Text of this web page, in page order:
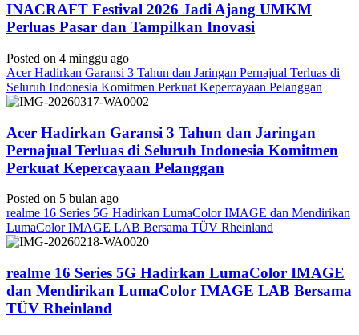
INACRAFT Festival 2026 Jadi Ajang UMKM
Perluas Pasar dan Tampilkan Inovasi
Posted on 4 minggu ago
Acer Hadirkan Garansi 3 Tahun dan Jaringan Pernajual Terluas di
Seluruh Indonesia Komitmen Perkuat Kepercayaan Pelanggan
Acer Hadirkan Garansi 3 Tahun dan Jaringan
Pernajual Terluas di Seluruh Indonesia Komitmen
Perkuat Kepercayaan Pelanggan
Posted on 5 bulan ago
realme 16 Series 5G Hadirkan LumaColor IMAGE dan Mendirikan
LumaColor IMAGE LAB Bersama TÜV Rheinland
realme 16 Series 5G Hadirkan LumaColor IMAGE
dan Mendirikan LumaColor IMAGE LAB Bersama
TÜV Rheinland